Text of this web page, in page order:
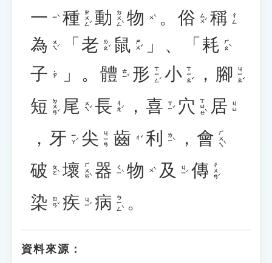
一 ㄧˋ 種 ㄓㄨㄥˇ 動 ㄉㄨㄥˋ 物 ㄨˋ 。 俗 ㄙㄨˊ 稱 ㄔㄥ
為 ㄨㄟˊ 「 老 ㄌㄠˇ 鼠 ㄕㄨˇ 」、「 耗 ㄏㄠˋ
子 ˙ㄗ 」。 體 ㄊㄧˇ 形 ㄒㄧㄥˊ 小 ㄒㄧㄠˇ ， 腳 ㄐㄧㄠˇ
短 ㄉㄨㄢˇ 尾 ㄨㄟˇ 長 ㄔㄤˊ ， 喜 ㄒㄧˇ 穴 ㄒㄩㄝˋ 居 ㄐㄩ
， 牙 ㄧㄚˊ 尖 ㄐㄧㄢ 齒 ㄔˇ 利 ㄌㄧˋ ， 會 ㄏㄨㄟˋ
破 ㄆㄛˋ 壞 ㄏㄨㄞˋ 器 ㄑㄧˋ 物 ㄨˋ 及 ㄐㄧˊ 傳 ㄔㄨㄢˊ
染 ㄖㄢˇ 疾 ㄐㄧˊ 病 ㄅㄧㄥˋ 。
資料來源：